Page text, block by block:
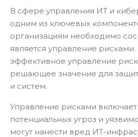
В сфере управления ИТ и
одним из ключевых
организациям необходимо
является управление
эффективное управление
решающее значение для
и систем.
Управление рисками
потенциальных угроз и
могут нанести вред ИТ-